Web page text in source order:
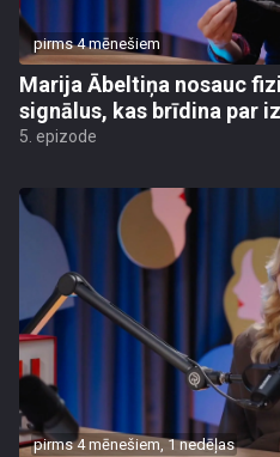
pirms 4 mēnešiem
Marija Ābeltiņa nosauc
signālus, kas brīdina par
5. epizode
pirms 4 mēnešiem, 1 nedēļas